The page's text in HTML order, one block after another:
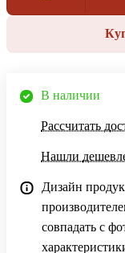
В наличии
Рассчитать
Нашли
Дизайн
совпадать с